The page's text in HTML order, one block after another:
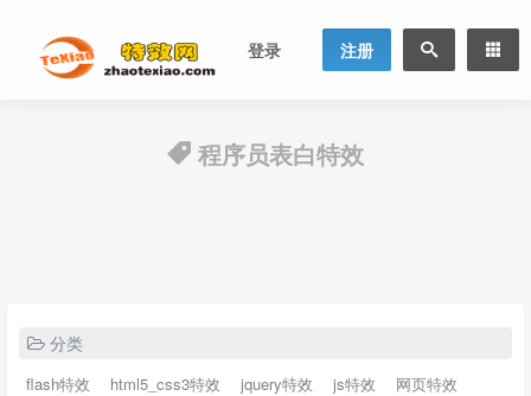
登录 注册
程序员表白特效
分类
flash特效 html5_css3特效 jquery特效 js特效 网页特效